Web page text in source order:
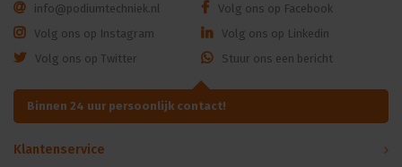
info@podiumtechniek.nl
Volg ons op Facebook
Volg ons op Instagram
Volg ons op Linkedin
Volg ons op Twitter
Stuur ons een bericht
Binnen 24 uur persoonlijk contact!
Klantenservice